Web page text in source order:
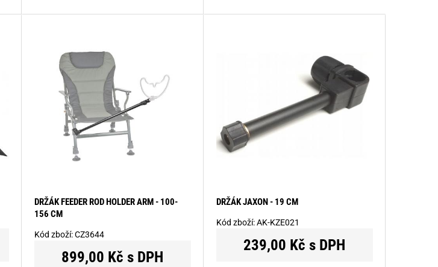
DRŽÁK FEEDER ROD HOLDER ARM - 100-
156 CM
Kód zboží:CZ3644
899,00 Kč s DPH
DRŽÁK JAXON - 19 CM
Kód zboží:AK-KZE021
239,00 Kč s DPH